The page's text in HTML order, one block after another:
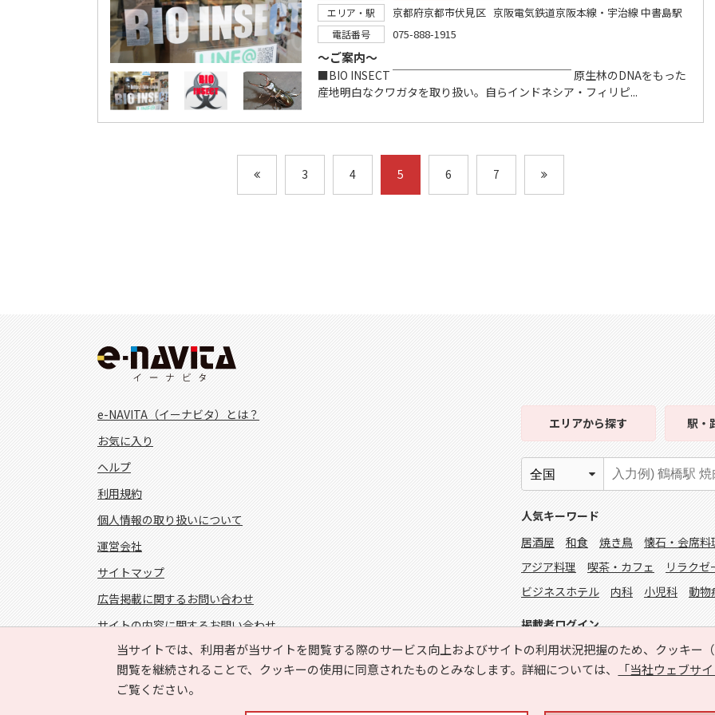
エリア・駅
京都府京都市伏見区 京阪電気鉄道京阪本線・宇治線 中書島駅
電話番号 075-888-1915
～ご案内～
■BIO INSECT ￣￣￣￣￣￣￣￣￣￣￣￣￣￣￣￣ 原生林のDNAをもった
産地明白なクワガタを取り扱い。自らインドネシア・フィリピ...
3 4 5 6 7
当サイトでは、利用者が当サイトを閲覧する際のサービス向上およびサイトの利用状況把握のため、クッキー
閲覧を継続されることで、クッキーの使用に同意されたものとみなします。詳細については、
「当社ウェブサ
ご覧ください。
e-NAVITA（イーナビタ）とは？
お気に入り
ヘルプ
利用規約
個人情報の取り扱いについて
運営会社
サイトマップ
広告掲載に関するお問い合わせ
サイトの内容に関するお問い合わせ
エリアから探す 駅・
人気キーワード
居酒屋
和食 焼き鳥 懐石・会席料
アジア料理
喫茶・カフェ リラクゼ
ビジネスホテル
内科 小児科 動物
掲載者ログイン
FOLLOW US!